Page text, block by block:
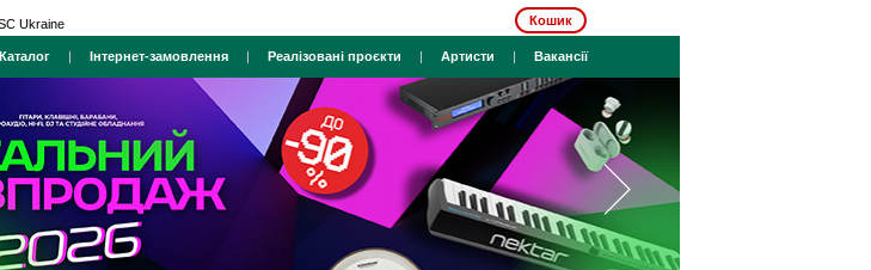
Ukraine Кошик
Каталог | Інтернет-замовлення | Реалізовані проєкти | Артисти | Вакансії